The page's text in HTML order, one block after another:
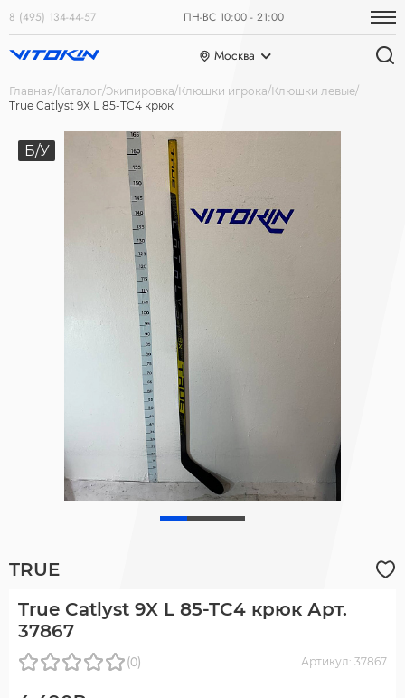
8 (495) 134-44-57 ПН-ВС 10:00 - 21:00
Москва
Главная Каталог Экипировка Клюшки игрока Клюшки левые
True Catlyst 9X L 85-TC4 крюк
Б/У
TRUE
True Catlyst 9X L 85-TC4 крюк Арт.
37867
(0) Артикул: 37867